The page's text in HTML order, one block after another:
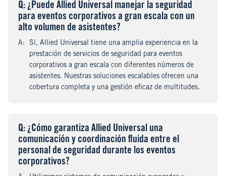
Question
: ¿Puede Allied Universal manejar la seguridad
para eventos corporativos a gran escala con un
alto volumen de asistentes?
Answer
:
Sí, Allied Universal tiene una amplia experiencia en la
prestación de servicios de seguridad para eventos
corporativos a gran escala con diferentes números de
asistentes. Nuestras soluciones escalables ofrecen una
cobertura completa y una gestión eficaz de multitudes.
Question
: ¿Cómo garantiza Allied Universal una
comunicación y coordinación fluida entre el
personal de seguridad durante los eventos
corporativos?